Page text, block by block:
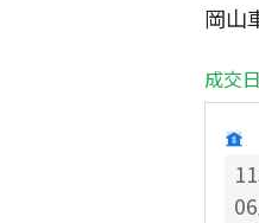
岡山
成交
06